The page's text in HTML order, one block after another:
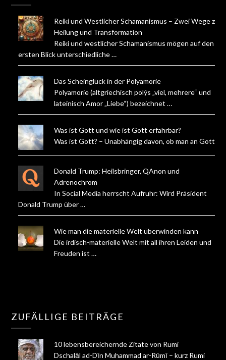
Reiki und Westlicher Schamanismus – Zwei Wege zur
Heilung und Transformation
Reiki und westlicher Schamanismus mögen auf den
ersten Blick unterschiedliche …
Das Scheinglück in der Polyamorie
Polyamorie (altgriechisch polýs „viel, mehrere“ und
lateinisch Amor „Liebe“) bezeichnet …
Was ist Gott und wie ist Gott erfahrbar?
Was ist Gott? – Unabhängig davon, ob man an Gott …
Donald Trump: Heilsbringer, QAnon und
Adrenochrom
In Social Media herrscht Aufruhr: Wird Präsident
Donald Trump über …
Wie man die materielle Welt überwinden kann
Die irdisch-materielle Welt mit all ihren Leiden und
Freuden ist …
ZUFÄLLIGE BEITRÄGE
10 lebensbereichernde Zitate von Rumi
Dschalāl ad-Dīn Muhammad ar-Rūmī – kurz Rumi